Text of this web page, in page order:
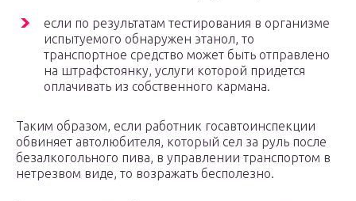
если по результатам тестирования в организме
испытуемого обнаружен этанол, то
транспортное средство может быть отправлено
на штрафстоянку, услуги которой придется
оплачивать из собственного кармана.
Таким образом, если работник госавтоинспекции
обвиняет автолюбителя, который сел за руль после
безалкогольного пива, в управлении транспортом в
нетрезвом виде, то возражать бесполезно.